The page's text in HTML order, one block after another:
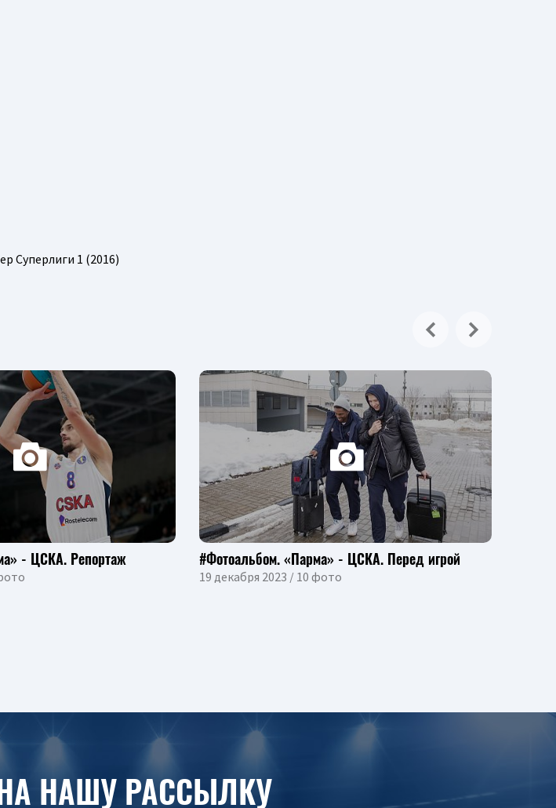
Суперлиги 1 (2016)
- ЦСКА. Репортаж #Фотоальбом. «Парма» - ЦСКА. Перед игрой
19 декабря 2023 / 10 фото
НАШУ РАССЫЛКУ